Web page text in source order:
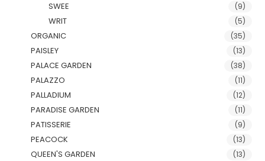
SWEE (9)
WRIT (5)
ORGANIC (35)
PAISLEY (13)
PALACE GARDEN (38)
PALAZZO (11)
PALLADIUM (12)
PARADISE GARDEN (11)
PATISSERIE (9)
PEACOCK (13)
QUEEN'S GARDEN (13)